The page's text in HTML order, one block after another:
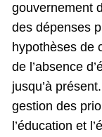
gouvernement
des dépenses
hypothèses de
de l’absence
jusqu’à
gestion des
l’éducation et